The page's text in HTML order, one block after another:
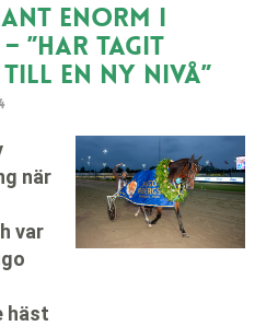
enorm i
”Har tagit
en ny nivå”
när
var
häst